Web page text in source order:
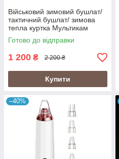
Військовий зимовий бушлат/
тактичний бушлат/ зимова
тепла куртка Мультикам
Розпродаж 54р.
Готово до відправки
1 200 ₴ 2 200 ₴
Купити
–40%